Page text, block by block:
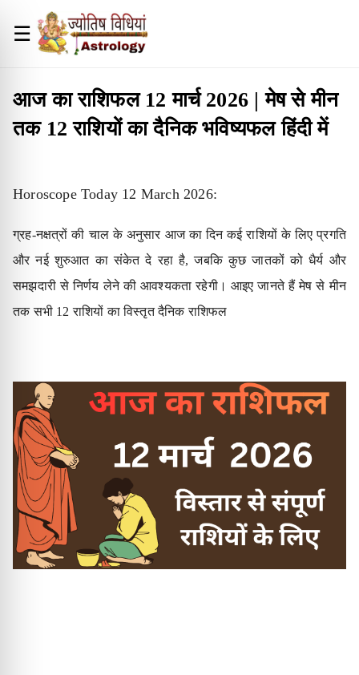
☰
आज का राशिफल 12 मार्च 2026 | मेष से मीन
तक 12 राशियों का दैनिक भविष्यफल हिंदी में
Horoscope Today 12 March 2026:
ग्रह-नक्षत्रों की चाल के अनुसार आज का दिन कई राशियों के लिए प्रगति
और नई शुरुआत का संकेत दे रहा है, जबकि कुछ जातकों को धैर्य और
समझदारी से निर्णय लेने की आवश्यकता रहेगी। आइए जानते हैं मेष से मीन
तक सभी 12 राशियों का विस्तृत दैनिक राशिफल